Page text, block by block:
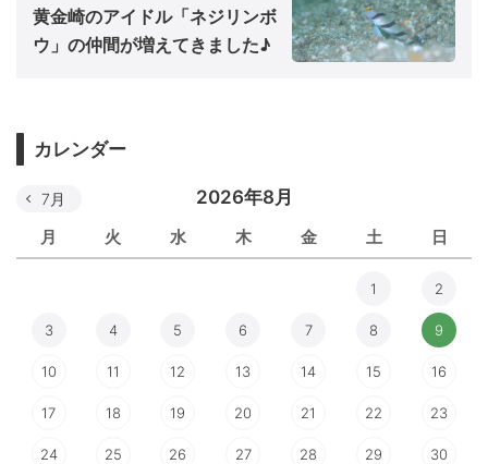
黄金崎のアイドル「ネジリンボ
ウ」の仲間が増えてきました♪
カレンダー
2026年8月
月 火 水 木 金 土 日
7月
1 2
3 4 5 6 7 8 9
10 11 12 13 14 15 16
17 18 19 20 21 22 23
24 25 26 27 28 29 30